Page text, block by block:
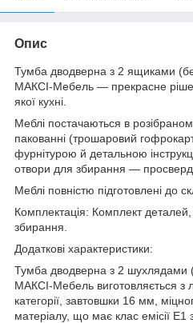
Опис
Тумба дводверна з 2 ящиками
МАКСІ-Мебель — прекрасне
якої кухні.
Меблі постачаються в
пакованні (трошаровий
фурнітурою й детальною
отвори для збирання —
Меблі повністю підготовлені до
Комплектація: Комплект
збирання.
Додаткові характеристики:
Тумба дводверна з 2 шухлядами
МАКСІ-Мебель виготовляється з
категорії, завтовшки 16 мм,
матеріалу, що має клас емісії Е1